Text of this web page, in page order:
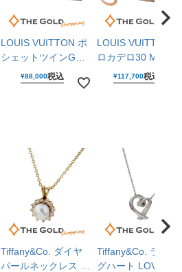
LOUIS VUITTON ポ
シェットツインGM
M51852 モノグラム
キャンバス ブラウン
¥88,000税込
LOUIS VUITTON
ロカデロ30
モノグラム キャン
ス ブラウン ショル
¥117,700税込
Tiffany&Co. ダイヤ
パールネックレス イ
Tiffany&Co. ラビン
グハート LOVEペン